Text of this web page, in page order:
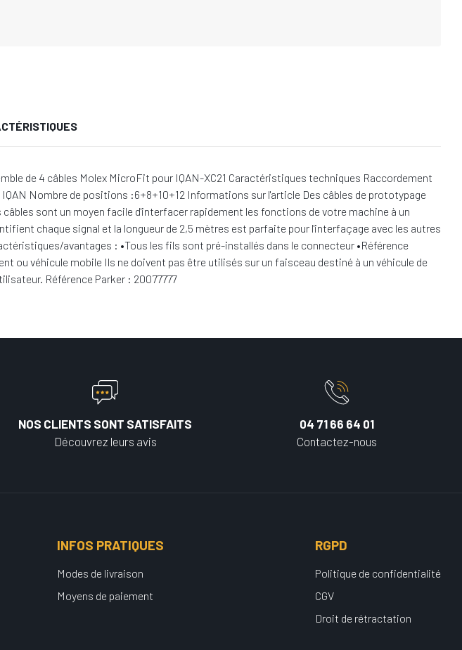
de 4 câbles Molex MicroFit pour IQAN-XC21 Caractéristiques techniques Raccordement
Nombre de positions :6+8+10+12 Informations sur l'article Des câbles de prototypage
sont un moyen facile d'interfacer rapidement les fonctions de votre machine à un
chaque signal et la longueur de 2,5 mètres est parfaite pour l'interfaçage avec les autres
avantages : •Tous les fils sont pré-installés dans le connecteur •Référence
ou véhicule mobile Ils ne doivent pas être utilisés sur un faisceau destiné à un véhicule de
Référence Parker : 20077777
NOS CLIENTS SONT SATISFAITS
Découvrez leurs avis
04 71 66 64 01
Contactez-nous
INFOS PRATIQUES
Modes de livraison
Moyens de paiement
RGPD
Politique de confidentialité
CGV
Droit de rétractation